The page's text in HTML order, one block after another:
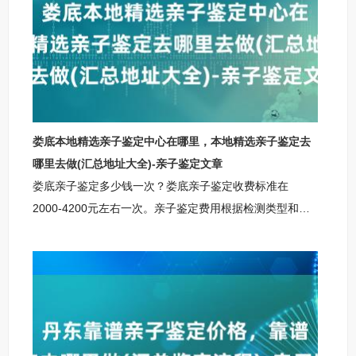
性。通过遵循这些约束条件，我们可以为用户提供准确、
可靠的丽水亲子鉴定服务，帮助他们解决相关问题。丽水
柚子基因正规亲子鉴定咨询中心丽水柚子基因亲子鉴定咨
娄底本地精选亲子鉴定中心在哪里，本地精选亲子鉴定去
哪里去做(汇总地址大全)-亲子鉴定文章
娄底亲子鉴定多少钱一次？娄底亲子鉴定收费标准在
2000-4200元左右一次。亲子鉴定费用根据检测类型和服
适合家庭内部了解亲子关系；司法鉴定费用在3000-3200
元左右，适用于法律诉讼或户籍办理等正式场合；无创胎
保孕期检测安全。此外，特殊样本（如烟蒂、口香糖等）
或加急服务可能产生额外费用。选择正规鉴定机构时，需